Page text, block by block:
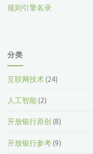
规则引擎名录
分类
互联网技术(24)
人工智能(2)
开放银行原创 (8)
开放银行参考(9)